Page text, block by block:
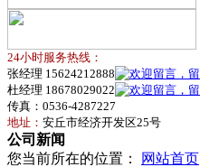
24小时服务热线：
张经理 15624212888
杜经理 18678029022
传真：0536-4287227
地址： 安丘市经济开发区25号
公司新闻
您当前所在的位置：
网站首页